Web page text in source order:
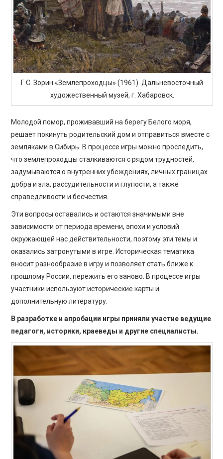
Г.С. Зорин «Землепроходцы» (1961). Дальневосточный
художественный музей, г. Хабаровск.
Молодой помор, проживавший на берегу Белого моря,
решает покинуть родительский дом и отправиться вместе с
земляками в Сибирь. В процессе игры можно проследить,
что землепроходцы сталкиваются с рядом трудностей,
задумываются о внутренних убеждениях, личных границах
добра и зла, рассудительности и глупости, а также
справедливости и бесчестия.
Эти вопросы оставались и остаются значимыми вне
зависимости от периода времени, эпохи и условий
окружающей нас действительности, поэтому эти темы и
оказались затронутыми в игре. Историческая тематика
вносит разнообразие в игру и позволяет стать ближе к
прошлому России, пережить его заново. В процессе игры
участники используют исторические карты и
дополнительную литературу.
В разработке и апробации игры приняли участие ведущие
педагоги, историки, краеведы и другие специалисты.